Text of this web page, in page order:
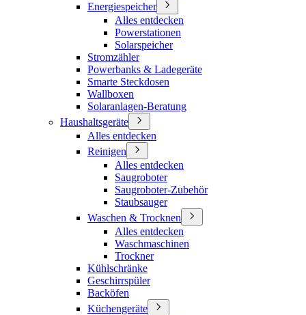
Energiespeicher
Alles entdecken
Powerstationen
Solarspeicher
Stromzähler
Powerbanks & Ladegeräte
Smarte Steckdosen
Wallboxen
Solaranlagen-Beratung
Haushaltsgeräte
Alles entdecken
Reinigen
Alles entdecken
Saugroboter
Saugroboter-Zubehör
Staubsauger
Waschen & Trocknen
Alles entdecken
Waschmaschinen
Trockner
Kühlschränke
Geschirrspüler
Backöfen
Küchengeräte